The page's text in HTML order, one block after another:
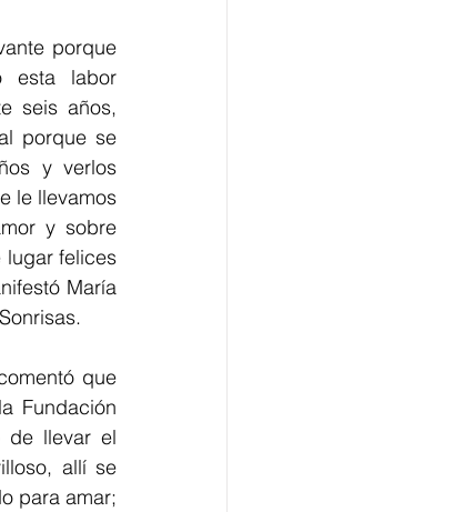
porque
esta labor
seis años,
porque se
y verlos
le llevamos
y sobre
lugar felices
María
que
Fundación
de llevar el
allí se
para amar;